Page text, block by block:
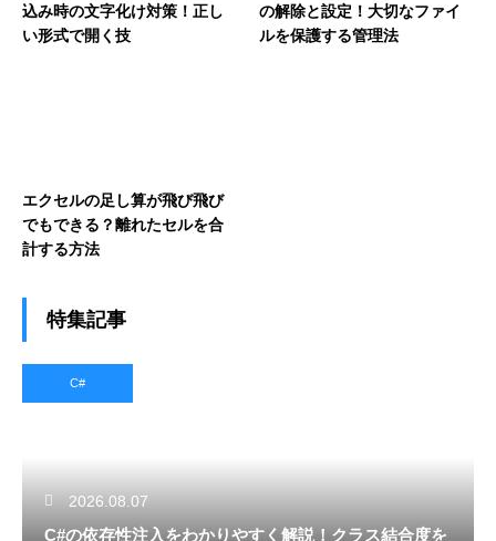
込み時の文字化け対策！正し
い形式で開く技
の解除と設定！大切なファイ
ルを保護する管理法
エクセルの足し算が飛び飛び
でもできる？離れたセルを合
計する方法
特集記事
C#
2026.08.07
C#の依存性注入をわかりやすく解説！クラス結合度を